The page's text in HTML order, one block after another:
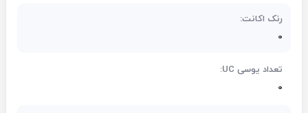
رنک اکانت:
0
تعداد یوسی UC:
0